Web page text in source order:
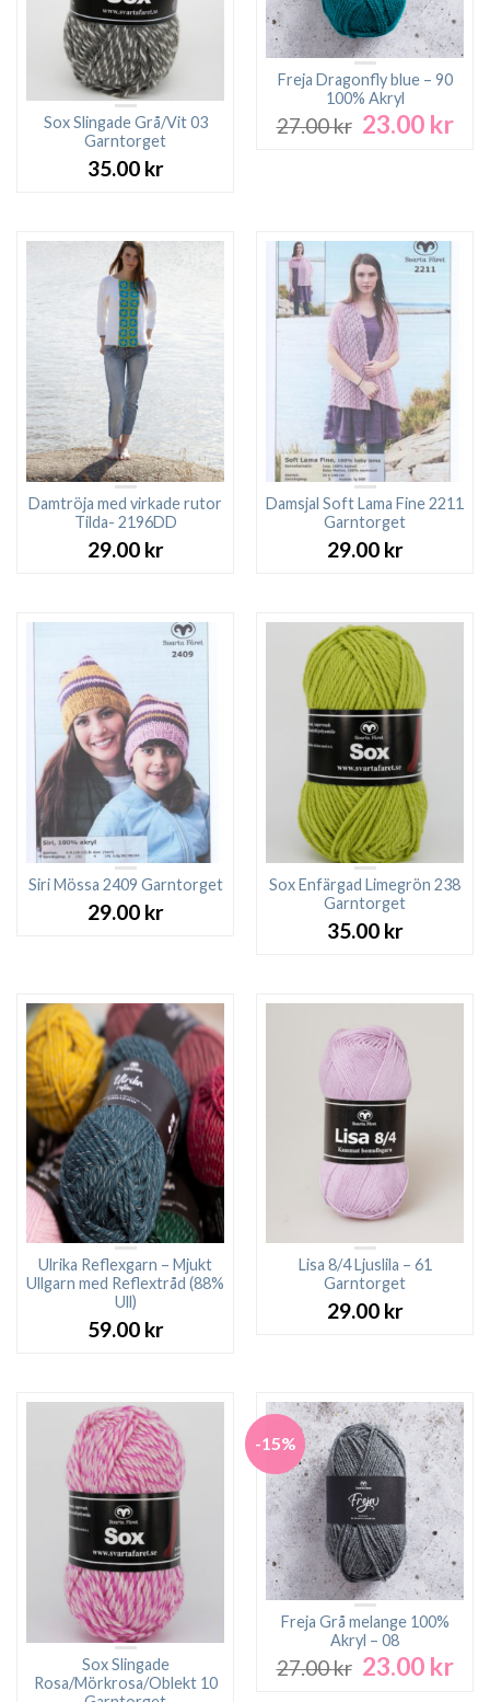
Sox Slingade Grå/Vit 03
Garntorget
35.00 kr
Freja Dragonfly blue – 90
100% Akryl
27.00kr Det
23.00 krDet
Damtröja med virkade rutor
Tilda- 2196DD
29.00 kr
Damsjal Soft Lama Fine 2211
Garntorget
29.00 kr
Siri Mössa 2409 Garntorget
29.00 kr
Sox Enfärgad Limegrön 238
Garntorget
35.00 kr
Ulrika Reflexgarn – Mjukt
Ullgarn med Reflextråd (88%
Ull)
59.00 kr
Lisa 8/4 Ljuslila – 61
Garntorget
29.00 kr
Sox Slingade
Rosa/Mörkrosa/Oblekt 10
-15%
Freja Grå melange 100%
Akryl – 08
27.00kr Det
23.00 krDet